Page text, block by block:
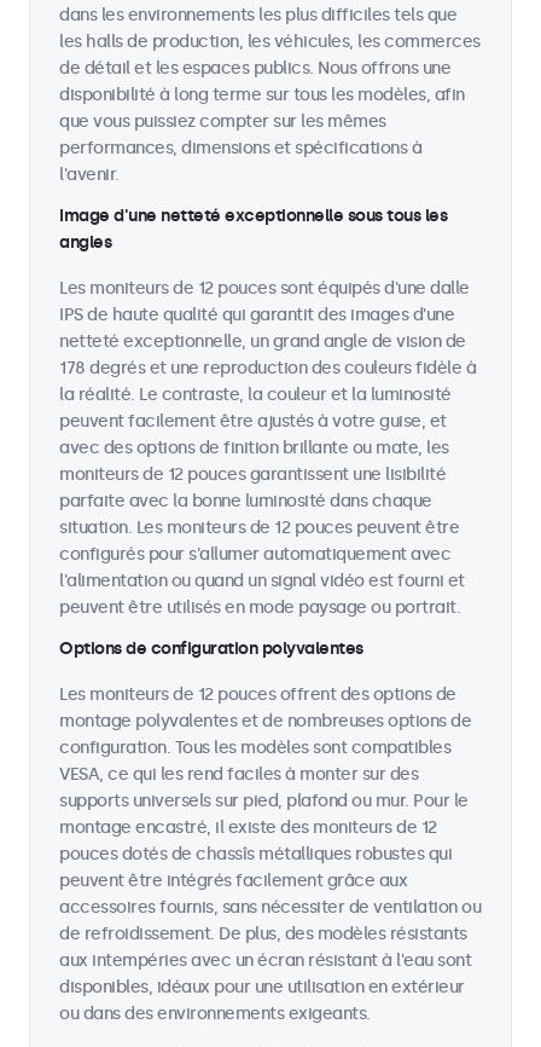
dans les environnements les plus difficiles tels que
les halls de production, les véhicules, les commerces
de détail et les espaces publics. Nous offrons une
disponibilité à long terme sur tous les modèles, afin
que vous puissiez compter sur les mêmes
performances, dimensions et spécifications à
l'avenir.
Image d'une netteté exceptionnelle sous tous les
angles
Les moniteurs de 12 pouces sont équipés d'une dalle
IPS de haute qualité qui garantit des images d'une
netteté exceptionnelle, un grand angle de vision de
178 degrés et une reproduction des couleurs fidèle à
la réalité. Le contraste, la couleur et la luminosité
peuvent facilement être ajustés à votre guise, et
avec des options de finition brillante ou mate, les
moniteurs de 12 pouces garantissent une lisibilité
parfaite avec la bonne luminosité dans chaque
situation. Les moniteurs de 12 pouces peuvent être
configurés pour s'allumer automatiquement avec
l'alimentation ou quand un signal vidéo est fourni et
peuvent être utilisés en mode paysage ou portrait.
Options de configuration polyvalentes
Les moniteurs de 12 pouces offrent des options de
montage polyvalentes et de nombreuses options de
configuration. Tous les modèles sont compatibles
VESA, ce qui les rend faciles à monter sur des
supports universels sur pied, plafond ou mur. Pour le
montage encastré, il existe des moniteurs de 12
pouces dotés de chassîs métalliques robustes qui
peuvent être intégrés facilement grâce aux
accessoires fournis, sans nécessiter de ventilation ou
de refroidissement. De plus, des modèles résistants
aux intempéries avec un écran résistant à l'eau sont
disponibles, idéaux pour une utilisation en extérieur
ou dans des environnements exigeants.